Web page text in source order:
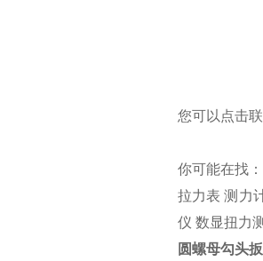
您可以点击
你可能在找：
拉力表 测力
仪 数显扭力
圆螺母勾头